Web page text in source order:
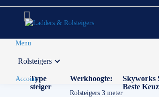
Menu
Rolsteigers
Type
steiger
Werkhoogte:
Rolsteigers 3 meter
Skyworks
Beste
Account